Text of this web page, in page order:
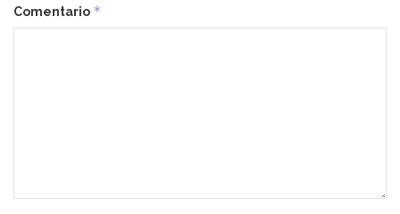
Comentario *